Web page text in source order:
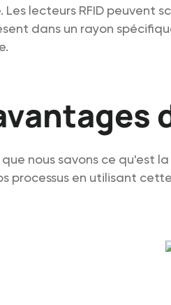
Les lecteurs RFID peuvent
dans un rayon
nous savons ce qu'est la
processus en utilisant